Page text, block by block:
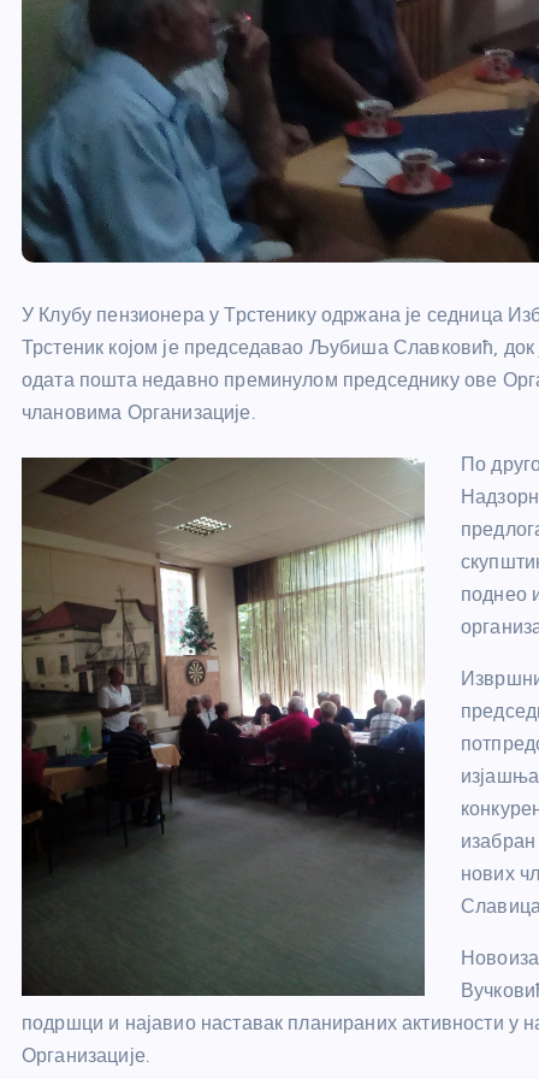
У Клубу пензионера у Трстенику одржана је седница
Трстеник којом је председавао Љубиша Славковић,
одата пошта недавно преминулом председнику ове
члановима Организације.
По
поднео
нових
подршци и најавио наставак планираних активности у
Организације.